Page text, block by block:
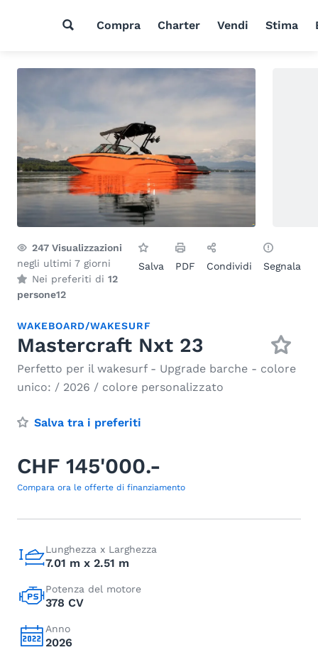
Compra Charter Vendi Stima
247 Visualizzazioni
negli ultimi 7 giorni
Nei preferiti di 12
persone12
Salva PDF Condividi Segnala
WAKEBOARD/WAKESURF
Mastercraft Nxt 23
Perfetto per il wakesurf - Upgrade barche - colore
unico: / 2026 / colore personalizzato
Salva tra i preferiti
CHF 145'000.-
Compara ora le offerte di finanziamento
Lunghezza x Larghezza
7.01 m x 2.51 m
Potenza del motore
378 CV
Anno
2026